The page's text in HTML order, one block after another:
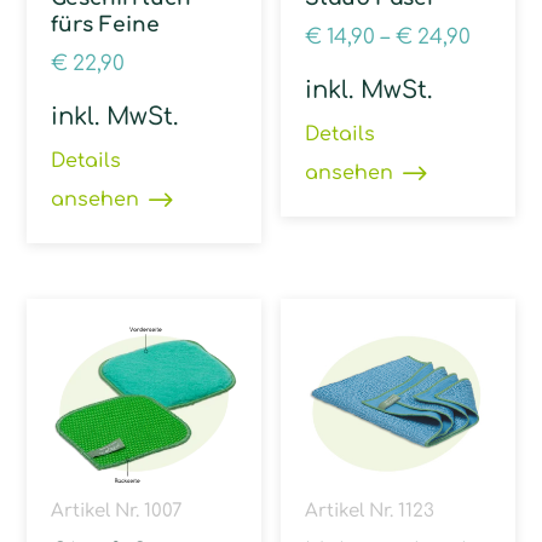
fürs Feine
€ 22,90
inkl. MwSt.
Details
ansehen
€ 14,90 –€ 24,90
inkl. MwSt.
Details
ansehen
Artikel Nr. 1007 Artikel Nr. 1123